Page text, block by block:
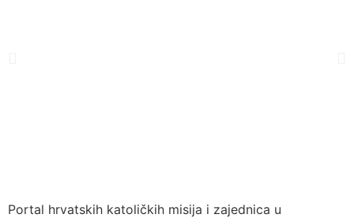
Portal hrvatskih katoličkih misija i zajednica u